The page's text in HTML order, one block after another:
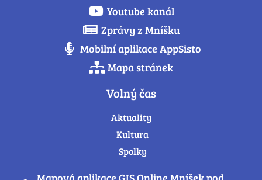
Youtube kanál
Zprávy z Mníšku
Mobilní aplikace AppSisto
Mapa stránek
Volný čas
Aktuality
Kultura
Spolky